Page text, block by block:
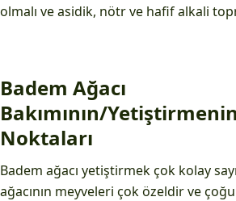
olmalı ve asidik, nötr ve hafif alkali
Badem Ağacı
Bakımının/
Noktaları
Badem ağacı yetiştirmek çok kolay
ağacının meyveleri çok özeldir ve